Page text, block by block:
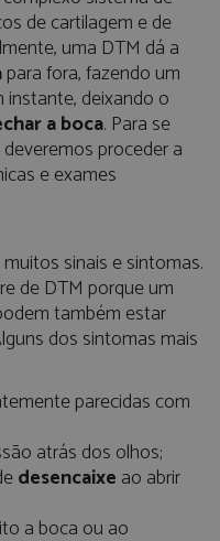
de cartilagem e de
uma DTM dá a
para fora, fazendo um
deixando o
a boca. Para se
proceder a
e exames
sinais e sintomas.
de DTM porque um
também estar
dos sintomas mais
parecidas com
atrás dos olhos;
desencaixe ao abrir
a boca ou ao